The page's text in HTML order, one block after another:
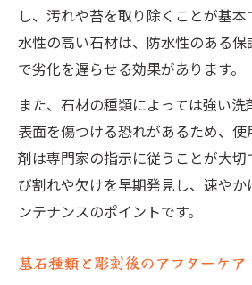
し、汚れや苔を取り除くことが基
水性の高い石材は、防水性のある保
で劣化を遅らせる効果があります。
また、石材の種類によっては強い
表面を傷つける恐れがあるため、
剤は専門家の指示に従うことが大
び割れや欠けを早期発見し、速や
ンテナンスのポイントです。
墓石種類と彫刻後のアフターケア